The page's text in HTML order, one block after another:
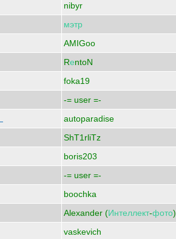
nibyr
мэтр
AMIGoo
RеntoN
foka19
-= user =-
autoparadise
ShT1rliTz
boris203
-= user =-
boochka
Alexander (Интеллект-фото)
vaskevich